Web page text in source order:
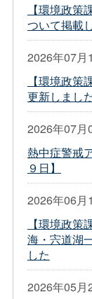
【環境政
ついて掲載
2026年07月
【環境政
更新しました
2026年07月
熱中症警戒
９日】
2026年06月
【環境政
海・宍道湖
した
2026年05月